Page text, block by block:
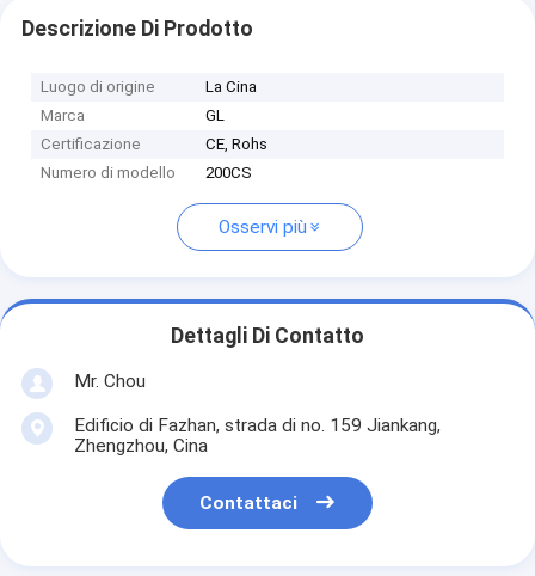
Descrizione Di Prodotto
Luogo di origine
La Cina
Marca
GL
Certificazione
CE, Rohs
Numero di modello
200CS
Osservi più
Dettagli Di Contatto
Mr. Chou
Edificio di Fazhan, strada di no. 159 Jiankang,
Zhengzhou, Cina
Contattaci